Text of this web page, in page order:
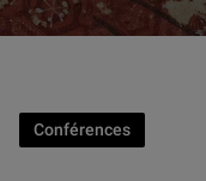
Conférences